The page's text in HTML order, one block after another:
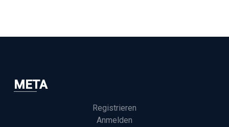
META
Registrieren
Anmelden